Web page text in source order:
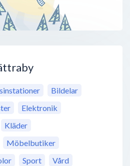
Bildelar
Elektronik
Kläder
Möbelbutiker
Sport
Vård